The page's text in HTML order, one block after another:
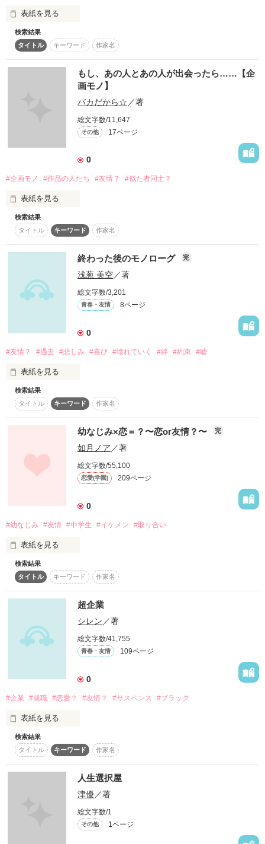
超短編！フェチから始まる溺愛コンテスト
スターツ出版小説投稿サイト合同企画「1話からの長編大
賞」ベリーズカフェ会場
「もし、僕と君が結婚すれば、世界には平和が訪れ。やがて、
謎のイケメン変人3
水村　リイ　(ﾅｶﾑﾗ ﾘｲ)　？？歳
「…君と僕は、運命の糸で結ばれてる事を宣言したい…な？い
や、させてもらう…かな？」
「私に構わないで。殺しますよ」
何故か…バイトをしていると、ある日急に謎のイケメン変人達
に好かれた主人公。
うん…。世界が破滅する位、面倒臭い。変人共の相手は。誰
か、助けて下さい──。
バカみたいな…それでいて、タマにドキッとするような、しな
いような…。
変人３人には、悲しい過去もあって……？
バカみたいな、それでいて平和な日常生活が始まります。友情
ノロノロと、更新させて、いただきます。
書き始め
２０１３年５月１８日～
２０１４年３月２１日～
表紙を見る
高校生になった美羽と由梨絵は中学校からの親友。由梨絵に好
きな人が出来て美羽は応援するつもりだったが。。。？
検索結果
タイトル
キーワード 作家名
もし、あの人とあの人が出会ったら……【企
画モノ】
バカだから☆ ／著
総文字数/11,647
その他 17ページ
0
#企画モノ #作品の人たち #友情？ #似た者同士？
表紙を見る
これは、私の……
バカだからの作品で
作品の中の人たちが
他の作品の人に会ったら……という話です
どうぞお入りください…………
作品を読む
検索結果
タイトル
キーワード 作家名
終わった後のモノローグ 完
浅葱 美空／著
総文字数/3,201
青春・友情 8ページ
0
#友情？ #過去 #悲しみ #喜び #壊れていく #絆 #約束 #嘘
表紙を見る
「あたしたち、ずっと友達でいようね」
「うん、ずっと友達」
友達になった日、そんな重い約束をした。約束が儚いものなん
て、自分が一番よくわかっていたはずなのに……。
私の知らないその顔は、最初から全部隠していたの？
悲しみの全てを隠していたなら、最初から私たちは惹かれあっ
てないとわかるから……。
検索結果
タイトル
キーワード 作家名
幼なじみ×恋＝？〜恋or友情？〜 完
如月ノア／著
総文字数/55,100
恋愛(学園) 209ページ
0
#幼なじみ #友情 #中学生 #イケメン #取り合い
表紙を見る
家が隣同士で、私にはいっつも意地悪な幼なじみのキミ。
もうほっといてほしい。なのに、なんで構ってくるの！？
せっかく友達がたくさんできたのに、キミのことで悩んでばか
そんな時、夏休みにたまたま“あること”を聞いちゃって……。
作品を読む
検索結果
タイトル
キーワード 作家名
超企業
シレン ／著
総文字数/41,755
青春・友情 109ページ
0
#企業 #就職 #恋愛？ #友情？ #サスペンス #ブラック
表紙を見る
現代、不況が続くこの世の中。
就職先も決まらない大学四年生の僕は路頭に迷っていた。
ある日いつものように就活ウェブを開いてみると、なんと！
検索結果
タイトル
キーワード 作家名
人生選択屋
津優／著
総文字数/1
その他 1ページ